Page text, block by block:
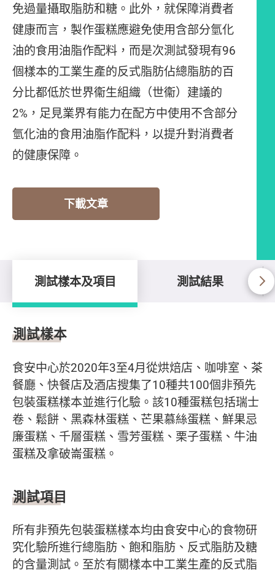
免過量攝取脂肪和糖。此外，就保障消費者
健康而言，製作蛋糕應避免使用含部分氫化
油的食用油脂作配料，而是次測試發現有96
個樣本的工業生產的反式脂肪佔總脂肪的百
分比都低於世界衞生組織（世衞）建議的
2%，足見業界有能力在配方中使用不含部分
氫化油的食用油脂作配料，以提升對消費者
的健康保障。
下載文章
測試樣本及項目 測試結果
測試樣本及項目
測試樣本
食安中心於2020年3至4月從烘焙店、咖啡室、茶
餐廳、快餐店及酒店搜集了10種共100個非預先
包裝蛋糕樣本並進行化驗。該10種蛋糕包括瑞士
卷、鬆餅、黑森林蛋糕、芒果慕絲蛋糕、鮮果忌
廉蛋糕、千層蛋糕、雪芳蛋糕、栗子蛋糕、牛油
蛋糕及拿破崙蛋糕。
測試項目
所有非預先包裝蛋糕樣本均由食安中心的食物研
究化驗所進行總脂肪、飽和脂肪、反式脂肪及糖
的含量測試。至於有關樣本中工業生產的反式脂